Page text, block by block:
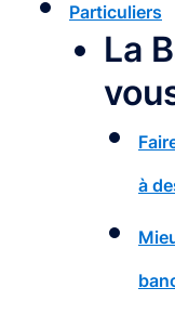
Particuliers
La
à